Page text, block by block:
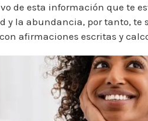
de esta información que te
y la abundancia, por tanto,
afirmaciones escritas y